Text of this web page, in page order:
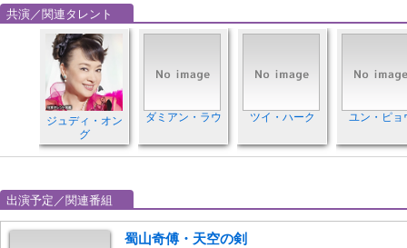
共演／関連タレント
ジュディ・オン
グ
ダミアン・ラウ ツイ・ハーク ユン・ピョ
出演予定／関連番組
蜀山奇傅・天空の剣